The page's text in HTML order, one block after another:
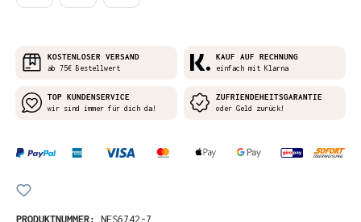
KOSTENLOSER VERSAND
ab 75€ Bestellwert
KAUF AUF RECHNUNG
einfach mit Klarna
TOP KUNDENSERVICE
wir sind immer für dich da!
ZUFRIENDEHEITSGARANTIE
oder Geld zurück!
PRODUKTNUMMER: NES6742-7